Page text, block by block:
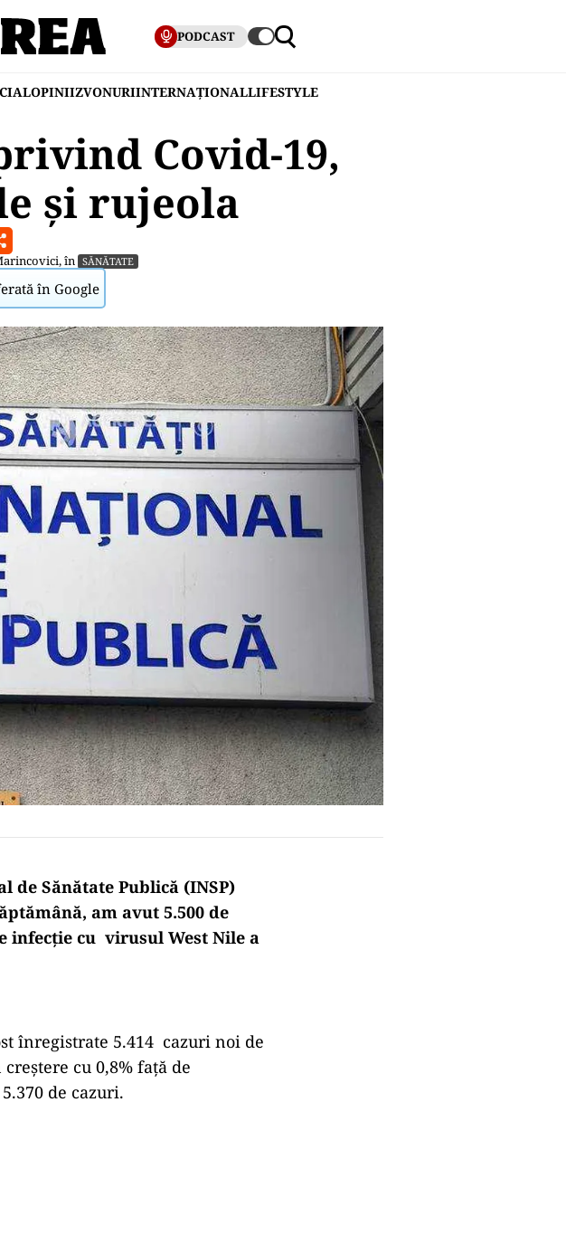
PODCAST
OPINIIZVONURIINTERNAȚIONALLIFESTYLE
Covid-19,
și rujeola
, în SĂNĂTATE
în Google
Sănătate Publică (INSP)
am avut 5.500 de
infecție cu virusul West Nile a
înregistrate 5.414 cazuri noi de
creștere cu 0,8% față de
de cazuri.